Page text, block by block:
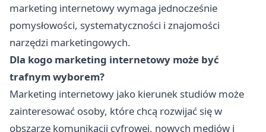
marketing internetowy wymaga jednocześnie
pomysłowości, systematyczności i znajomości
narzędzi marketingowych.
Dla kogo marketing internetowy może być
trafnym wyborem?
Marketing internetowy jako kierunek studiów może
zainteresować osoby, które chcą rozwijać się w
obszarze komunikacji cyfrowej, nowych mediów i